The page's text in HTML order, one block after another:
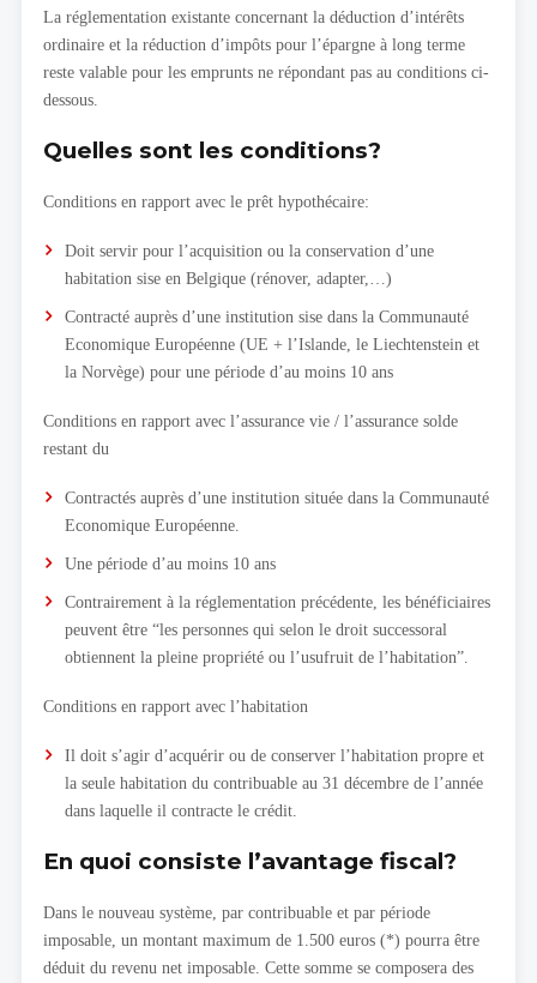
La réglementation existante concernant la déduction d’intérêts
ordinaire et la réduction d’impôts pour l’épargne à long terme
reste valable pour les emprunts ne répondant pas au conditions ci-
dessous.
Quelles sont les conditions?
Conditions en rapport avec le prêt hypothécaire:
Doit servir pour l’acquisition ou la conservation d’une
habitation sise en Belgique (rénover, adapter,…)
Contracté auprès d’une institution sise dans la Communauté
Economique Européenne (UE + l’Islande, le Liechtenstein et
la Norvège) pour une période d’au moins 10 ans
Conditions en rapport avec l’assurance vie / l’assurance solde
restant du
Contractés auprès d’une institution située dans la Communauté
Economique Européenne.
Une période d’au moins 10 ans
Contrairement à la réglementation précédente, les bénéficiaires
peuvent être “les personnes qui selon le droit successoral
obtiennent la pleine propriété ou l’usufruit de l’habitation”.
Conditions en rapport avec l’habitation
Il doit s’agir d’acquérir ou de conserver l’habitation propre et
la seule habitation du contribuable au 31 décembre de l’année
dans laquelle il contracte le crédit.
En quoi consiste l’avantage fiscal?
Dans le nouveau système, par contribuable et par période
imposable, un montant maximum de 1.500 euros (*) pourra être
déduit du revenu net imposable. Cette somme se composera des